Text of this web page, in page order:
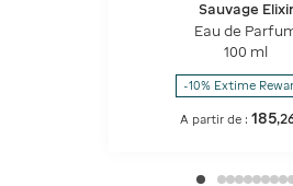
Sauvage Elixir
Eau de
100 ml
-10% Extime
A partir de :185,